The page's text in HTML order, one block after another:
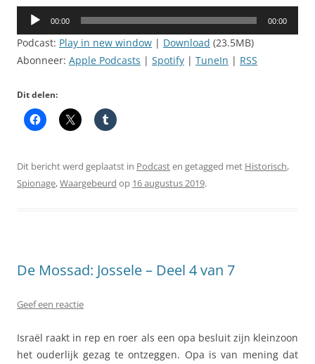
Audiospeler
00:00 00:00
Podcast: Play in new window | Download (23.5MB)
Abonneer: Apple Podcasts | Spotify | TuneIn | RSS
Dit delen:
Dit bericht werd geplaatst in Podcasten getagged met Historisch,
Spionage,Waargebeurd op 16 augustus 2019.
De Mossad: Jossele – Deel 4 van 7
Geef een reactie
Israël raakt in rep en roer als een opa besluit zijn kleinzoon
het ouderlijk gezag te ontzeggen. Opa is van mening dat